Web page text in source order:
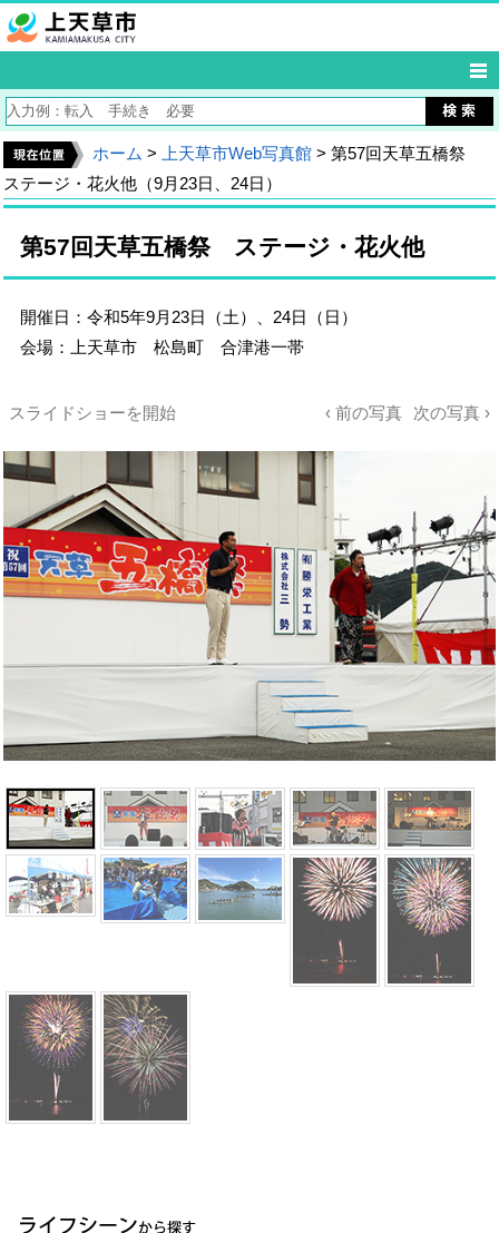
ホーム > 上天草市Web写真館 > 第57回天草五橋祭
ステージ・花火他（9月23日、24日）
第57回天草五橋祭 ステージ・花火他
開催日：令和5年9月23日（土）、24日（日）
会場：上天草市 松島町 合津港一帯
スライドショーを開始 ‹ 前の写真 次の写真 ›